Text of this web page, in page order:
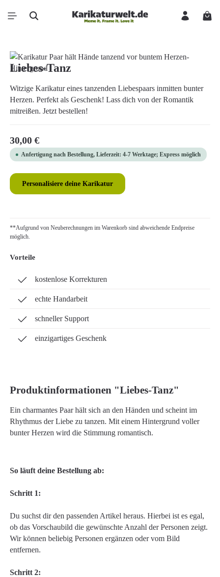
Zum Hauptinhalt springen
Bildergalerie überspringen
Liebes-Tanz
Witzige Karikatur eines tanzenden Liebespaars inmitten bunter
Herzen. Perfekt als Geschenk! Lass dich von der Romantik
mitreißen. Jetzt bestellen!
Regulärer Preis:
30,00 €
Anfertigung nach Bestellung, Lieferzeit: 4-7 Werktage; Express möglich
Personalisiere deine Karikatur
**Aufgrund von Neuberechnungen im Warenkorb sind abweichende Endpreise
möglich.
Vorteile
kostenlose Korrekturen
echte Handarbeit
schneller Support
einzigartiges Geschenk
Produktinformationen "Liebes-Tanz"
Ein charmantes Paar hält sich an den Händen und scheint im
Rhythmus der Liebe zu tanzen. Mit einem Hintergrund voller
bunter Herzen wird die Stimmung romantisch.
So läuft deine Bestellung ab:
Schritt 1:
Du suchst dir den passenden Artikel heraus. Hierbei ist es egal,
ob das Vorschaubild die gewünschte Anzahl der Personen zeigt.
Wir können beliebig Personen ergänzen oder vom Bild
entfernen.
Schritt 2: